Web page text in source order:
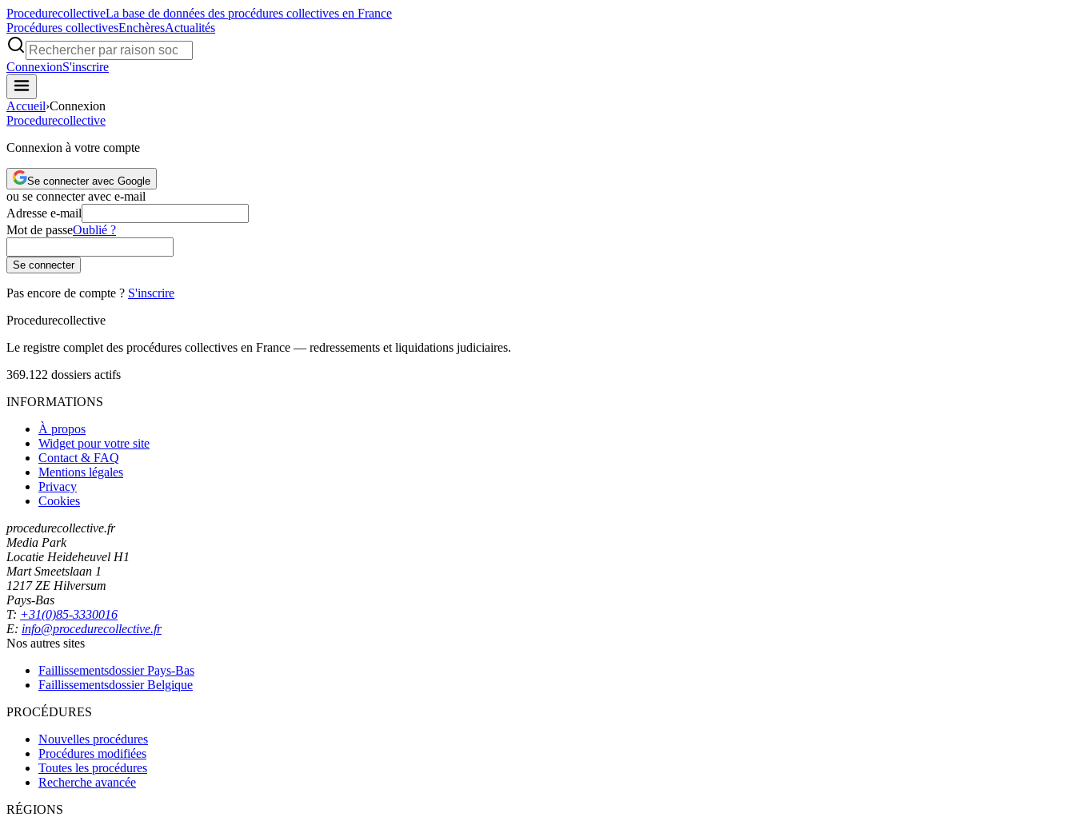
ProcedurecollectiveLa base de données des procédures collectives en France
Procédures collectivesEnchèresActualités
ConnexionS'inscrire
Accueil›Connexion
Procedurecollective
Connexion à votre compte
Se connecter avec Google
ou se connecter avec e-mail
Adresse e-mail
Mot de passeOublié ?
Se connecter
Pas encore de compte ? S'inscrire
Procedurecollective
Le registre complet des procédures collectives en France — redressements et liquidations judiciaires.
369.122 dossiers actifs
INFORMATIONS
À propos
Widget pour votre site
Contact & FAQ
Mentions légales
Privacy
Cookies
procedurecollective.fr
Media Park
Locatie Heideheuvel H1
Mart Smeetslaan 1
1217 ZE Hilversum
Pays-Bas
T: +31(0)85-3330016
E: info@procedurecollective.fr
Nos autres sites
Faillissementsdossier Pays-Bas
Faillissementsdossier Belgique
PROCÉDURES
Nouvelles procédures
Procédures modifiées
Toutes les procédures
Recherche avancée
RÉGIONS